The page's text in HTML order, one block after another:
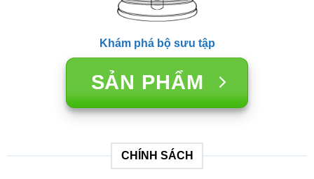
Khám phá bộ sưu tập
SẢN PHẨM
CHÍNH SÁCH